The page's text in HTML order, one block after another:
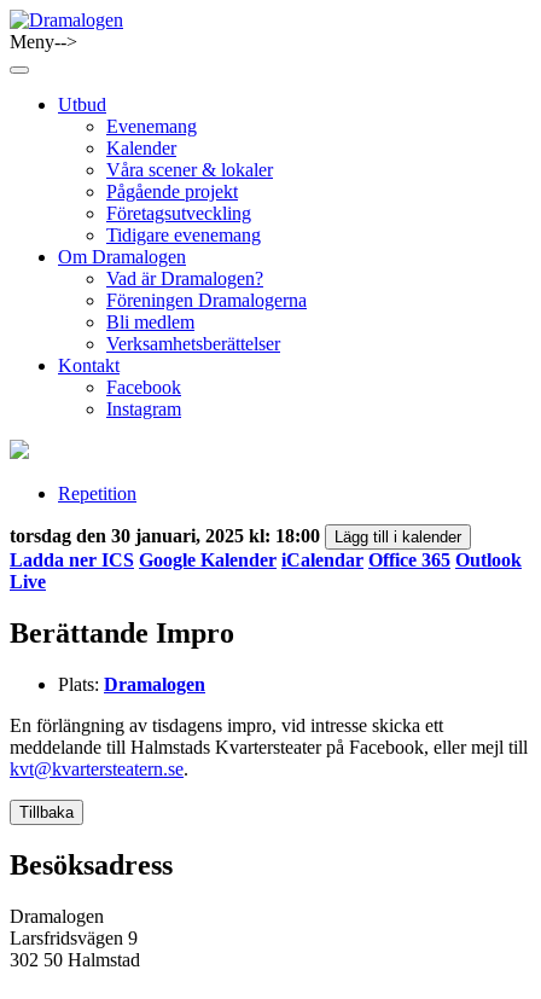
Skip
to
content
Meny-->
Utbud
Evenemang
Kalender
Våra scener & lokaler
Pågående projekt
Företagsutveckling
Tidigare evenemang
Om Dramalogen
Vad är Dramalogen?
Föreningen Dramalogerna
Bli medlem
Verksamhetsberättelser
Kontakt
Facebook
Instagram
Repetition
torsdag den 30 januari, 2025 kl: 18:00 Lägg till i kalender
Ladda ner ICS Google Kalender iCalendar Office 365 Outlook
Live
Berättande Impro
Plats: Dramalogen
En förlängning av tisdagens impro, vid intresse skicka ett
meddelande till Halmstads Kvartersteater på Facebook, eller mejl till
kvt@kvartersteatern.se.
Tillbaka
Besöksadress
Dramalogen
Larsfridsvägen 9
302 50 Halmstad